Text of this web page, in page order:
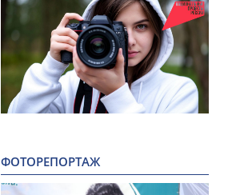
ФОТОРЕПОРТАЖ